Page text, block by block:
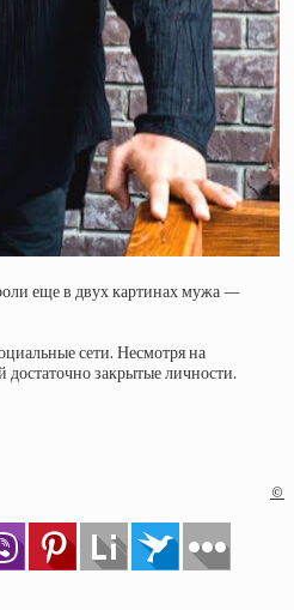
еще в двух картинах мужа —
сети. Несмотря на
закрытые личности.
©